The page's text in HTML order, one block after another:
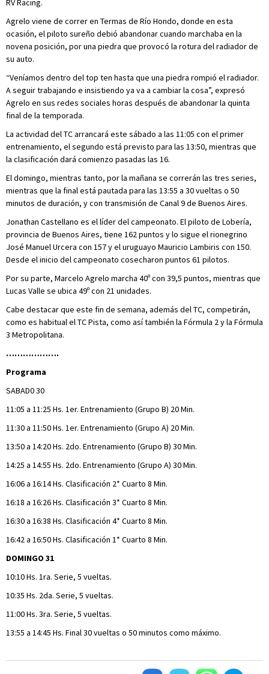
RV Racing.
Agrelo viene de correr en Termas de Río Hondo, donde en esta
ocasión, el piloto sureño debió abandonar cuando marchaba en la
novena posición, por una piedra que provocó la rotura del radiador de
su auto.
“Veníamos dentro del top ten hasta que una piedra rompió el radiador.
A seguir trabajando e insistiendo ya va a cambiar la cosa”, expresó
Agrelo en sus redes sociales horas después de abandonar la quinta
final de la temporada.
La actividad del TC arrancará este sábado a las 11:05 con el primer
entrenamiento, el segundo está previsto para las 13:50, mientras que
la clasificación dará comienzo pasadas las 16.
El domingo, mientras tanto, por la mañana se correrán las tres series,
mientras que la final está pautada para las 13:55 a 30 vueltas o 50
minutos de duración, y con transmisión de Canal 9 de Buenos Aires.
Jonathan Castellano es el líder del campeonato. El piloto de Lobería,
provincia de Buenos Aires, tiene 162 puntos y lo sigue el rionegrino
José Manuel Urcera con 157 y el uruguayo Mauricio Lambiris con 150.
Desde el inicio del campeonato cosecharon puntos 61 pilotos.
Por su parte, Marcelo Agrelo marcha 40º con 39,5 puntos, mientras que
Lucas Valle se ubica 49º con 21 unidades.
Cabe destacar que este fin de semana, además del TC, competirán,
como es habitual el TC Pista, como así también la Fórmula 2 y la Fórmula
3 Metropolitana.
……………….
Programa
SABAD0 30
11:05 a 11:25 Hs. 1er. Entrenamiento (Grupo B) 20 Min.
11:30 a 11:50 Hs. 1er. Entrenamiento (Grupo A) 20 Min.
13:50 a 14:20 Hs. 2do. Entrenamiento (Grupo B) 30 Min.
14:25 a 14:55 Hs. 2do. Entrenamiento (Grupo A) 30 Min.
16:06 a 16:14 Hs. Clasificación 2* Cuarto 8 Min.
16:18 a 16:26 Hs. Clasificación 3* Cuarto 8 Min.
16:30 a 16:38 Hs. Clasificación 4* Cuarto 8 Min.
16:42 a 16:50 Hs. Clasificación 1* Cuarto 8 Min.
DOMINGO 31
10:10 Hs. 1ra. Serie, 5 vueltas.
10:35 Hs. 2da. Serie, 5 vueltas.
11:00 Hs. 3ra. Serie, 5 vueltas.
13:55 a 14:45 Hs. Final 30 vueltas o 50 minutos como máximo.